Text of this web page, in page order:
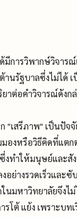
มีการวิพากษ์วิจาร
านรัฐบาลซึ่งไม่ได้
าต่อคำวิจารณ์ดังก
"เสรีภาพ" เป็นปัจ
องหรือวิธีคิดที่แตก
ซึ่งทำให้มนุษย์และ
อย่างรวดเร็วและ
นมหาวิทยาลัยจึง
รโต้ แย้ง เพราะบ